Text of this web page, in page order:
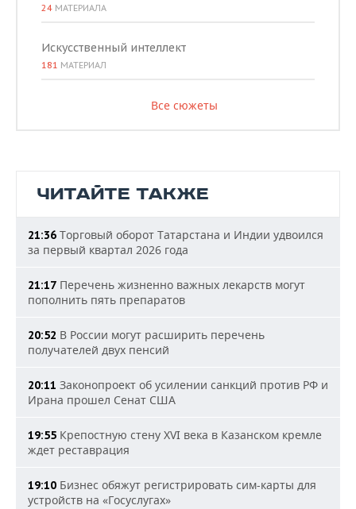
24 МАТЕРИАЛА
Искусственный интеллект
181 МАТЕРИАЛ
Все сюжеты
ЧИТАЙТЕ ТАКЖЕ
21:36 Торговый оборот Татарстана и Индии удвоился
за первый квартал 2026 года
21:17 Перечень жизненно важных лекарств могут
пополнить пять препаратов
20:52 В России могут расширить перечень
получателей двух пенсий
20:11 Законопроект об усилении санкций против РФ и
Ирана прошел Сенат США
19:55 Крепостную стену XVI века в Казанском кремле
ждет реставрация
19:10 Бизнес обяжут регистрировать сим-карты для
устройств на «Госуслугах»